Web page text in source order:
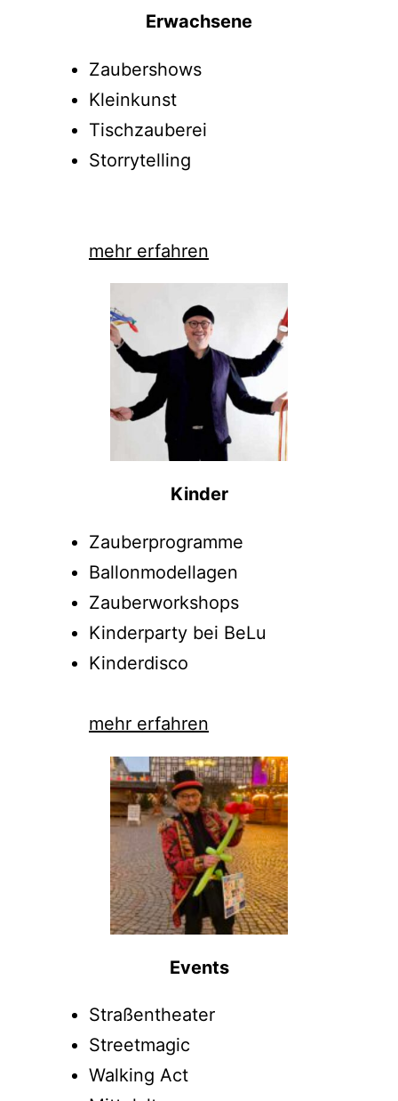
Erwachsene
Zaubershows
Kleinkunst
Tischzauberei
Storrytelling
mehr erfahren
Kinder
Zauberprogramme
Ballonmodellagen
Zauberworkshops
Kinderparty bei BeLu
Kinderdisco
mehr erfahren
Events
Straßentheater
Streetmagic
Walking Act